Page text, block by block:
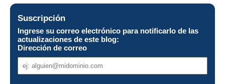
Suscripción
Ingrese su correo electrónico para notificarlo de las
actualizaciones de este blog:
Dirección de correo
de